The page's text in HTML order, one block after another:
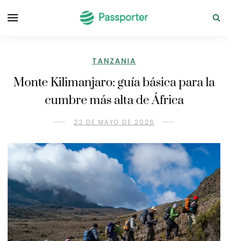
TANZANIA
Monte Kilimanjaro: guía básica para la
cumbre más alta de África
23 DE MAYO DE 2026